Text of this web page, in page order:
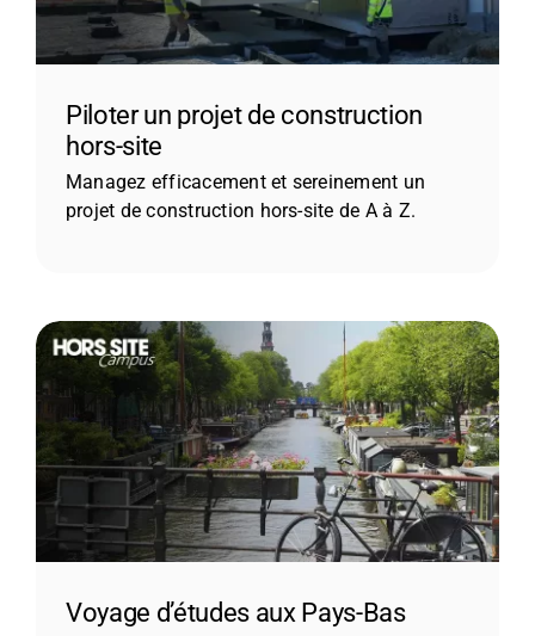
Piloter un projet de construction
hors-site
Managez efficacement et sereinement un
projet de construction hors-site de A à Z.
Voyage d’études aux Pays-Bas